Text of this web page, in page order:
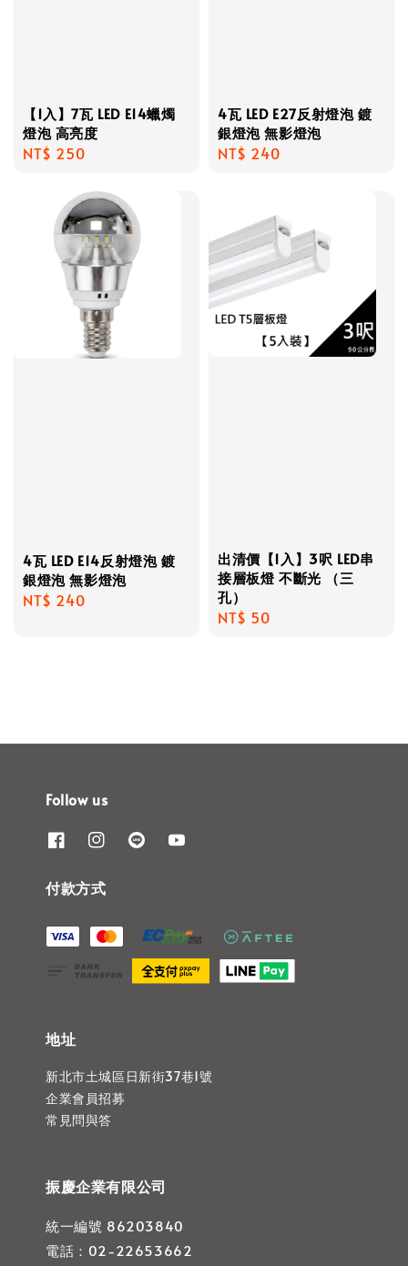
【1入】7瓦 LED E14蠟燭
燈泡 高亮度
Regular
NT$ 250
4瓦 LED E27反射燈泡 鍍
銀燈泡 無影燈泡
Regular
NT$ 240
4瓦 LED E14反射燈泡 鍍
銀燈泡 無影燈泡
Regular
NT$ 240
出清價【1入】3呎 LED串
接層板燈 不斷光 （三
孔）
Regular
NT$ 50
Follow us
付款方式
地址
新北市土城區日新街37巷1號
企業會員招募
常見問與答
振慶企業有限公司
統一編號 86203840
電話：02-22653662